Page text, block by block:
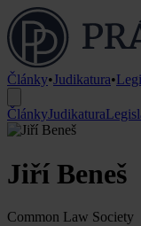
Články•Judikatura•
ČlánkyJudikatura
Jiří Beneš
Common Law Society